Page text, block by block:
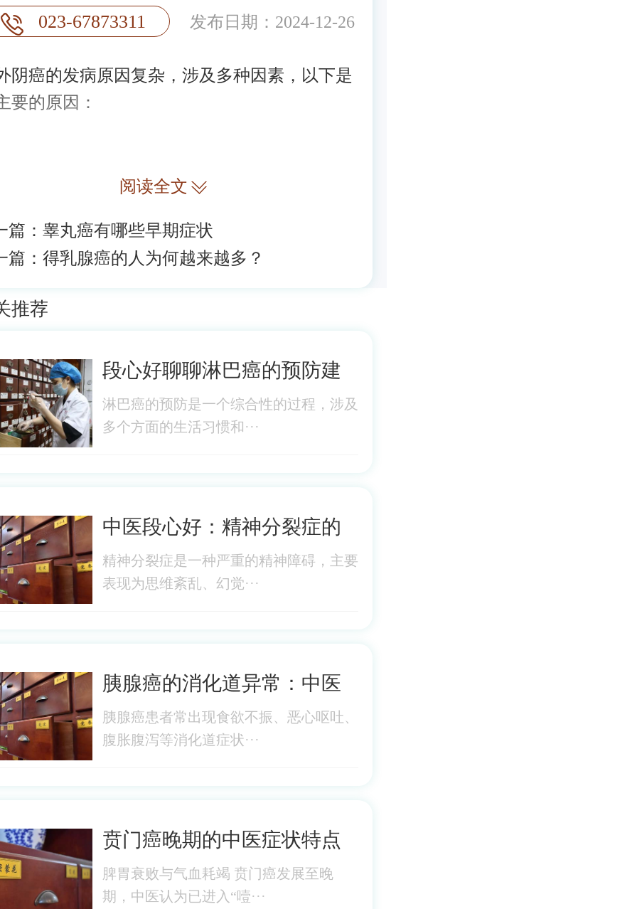
023-67873311 发布日期：2024-12-26
的发病原因复杂，涉及多种因素，以下是
要的原因：
阅读全文
篇： 睾丸癌有哪些早期症状
篇： 得乳腺癌的人为何越来越多？
推荐
段心好聊聊淋巴癌的预防建
淋巴癌的预防是一个综合性的过程，涉及
多个方面的生活习惯和···
中医段心好：精神分裂症的
精神分裂症是一种严重的精神障碍，主要
表现为思维紊乱、幻觉···
胰腺癌的消化道异常：中医
胰腺癌患者常出现食欲不振、恶心呕吐、
腹胀腹泻等消化道症状···
贲门癌晚期的中医症状特点
脾胃衰败与气血耗竭 贲门癌发展至晚
期，中医认为已进入“噎···